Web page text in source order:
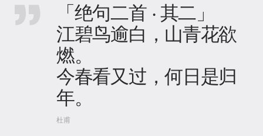
「绝句二首 · 其二」
江碧鸟逾白，山青花欲
燃。
今春看又过，何日是归
年。
杜甫